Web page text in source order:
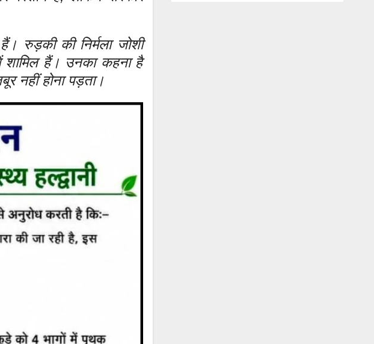
रुड़की की निर्मला जोशी
शामिल हैं। उनका कहना है
नहीं होना पड़ता।